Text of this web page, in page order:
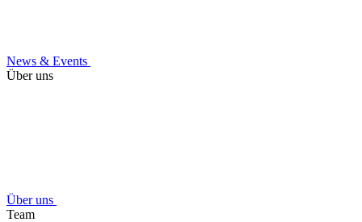
News & Events
Über uns
Über uns
Team